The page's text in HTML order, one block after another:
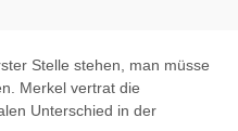
Stelle stehen, man müsse
Merkel vertrat die
Unterschied in der